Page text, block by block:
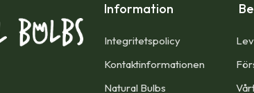
Information
Integritetspolicy
Kontaktinformationen
Natural Bulbs